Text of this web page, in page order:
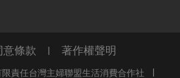
意條款 | 著作權聲明
責任台灣主婦聯盟生活消費合作社 |